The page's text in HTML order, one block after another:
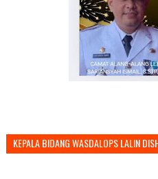
KEPALA BIDANG WASDALOPS LALIN